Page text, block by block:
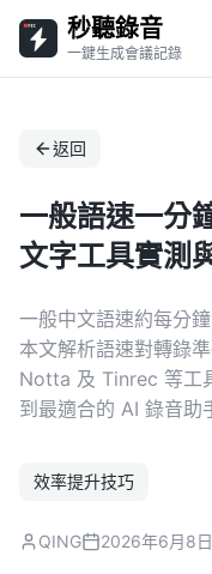
秒聽錄音
一鍵生成會議記錄
返回
一般語速一分
文字工具實測
一般中文語速約每分
本文解析語速對轉錄
Notta 及 Tinrec 等工
到最適合的 AI 錄音助
效率提升技巧
QING 2026年6月8日